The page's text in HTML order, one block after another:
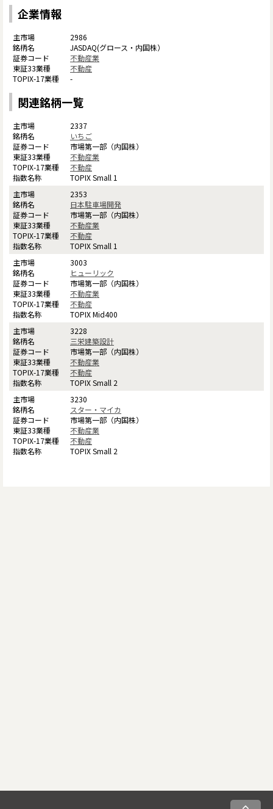
企業情報
2986
JASDAQ(グロース・内国株）
不動産業
不動産
-
関連銘柄一覧
2337
いちご
市場第一部（内国株）
不動産業
不動産
TOPIX Small 1
2353
日本駐車場開発
市場第一部（内国株）
不動産業
不動産
TOPIX Small 1
3003
ヒューリック
市場第一部（内国株）
不動産業
不動産
TOPIX Mid400
3228
三栄建築設計
市場第一部（内国株）
不動産業
不動産
TOPIX Small 2
3230
スター・マイカ
市場第一部（内国株）
不動産業
不動産
TOPIX Small 2